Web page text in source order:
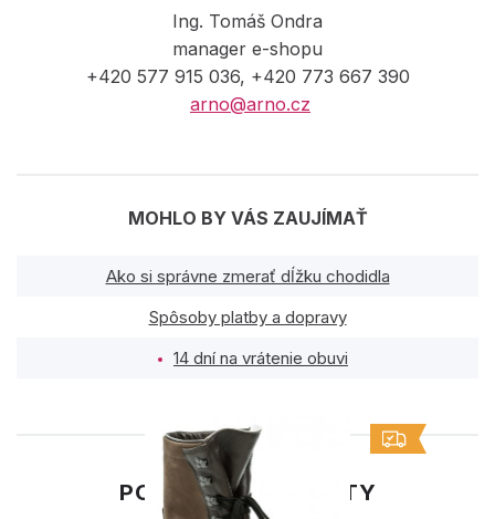
Ing. Tomáš Ondra
manager e-shopu
+420 577 915 036, +420 773 667 390
arno@arno.cz
MOHLO BY VÁS ZAUJÍMAŤ
Ako si správne zmerať dĺžku chodidla
Spôsoby platby a dopravy
14 dní na vrátenie obuvi
PODOBNÉ PRODUKTY